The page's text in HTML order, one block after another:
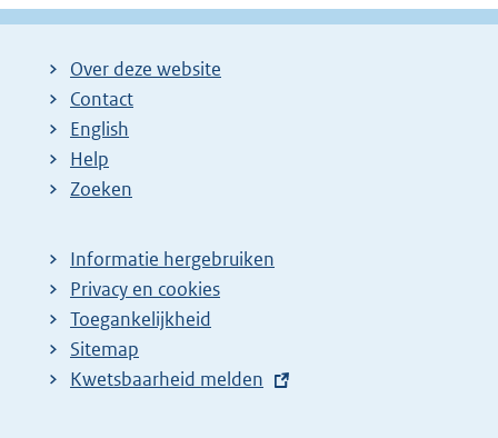
Over deze website
Contact
English
Help
Zoeken
Informatie hergebruiken
Privacy en cookies
Toegankelijkheid
Sitemap
E
Kwetsbaarheid melden